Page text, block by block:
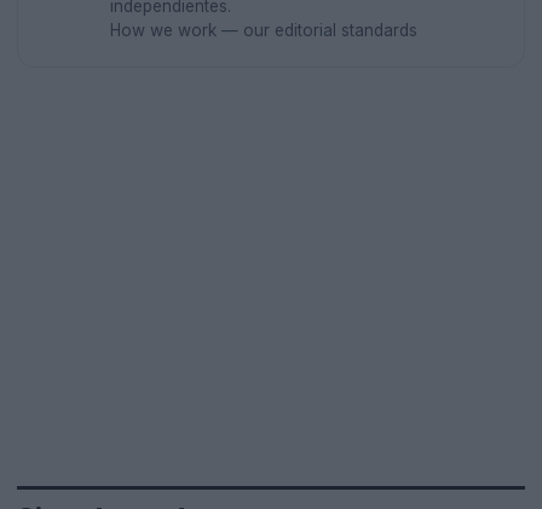
independientes.
How we work — our editorial standards